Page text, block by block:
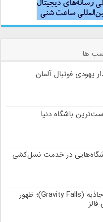
ها
یهودی فوتبال آلمان
باشگاه دنیا
باشگاه‌هایی در خدمت نسل‌کشی
نقد انیمیشن آبشار جاذبه (Gravity Falls)؛ ظهور